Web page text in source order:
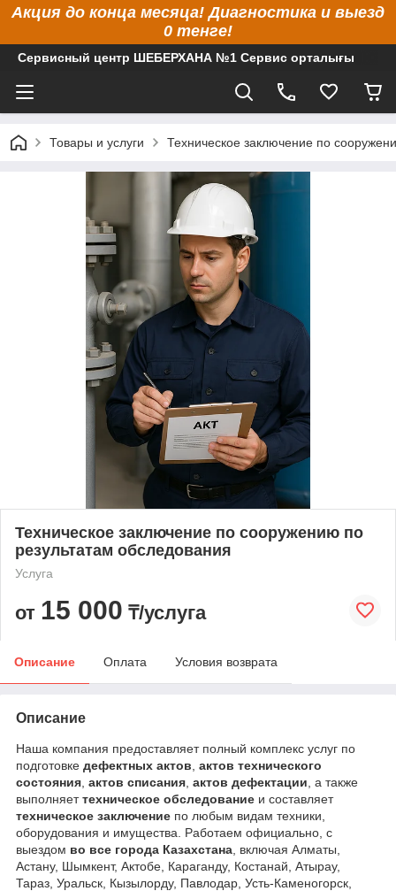
Акция до конца месяца! Диагностика и выезд
0 тенге!
Сервисный центр ШЕБЕРХАНА №1 Сервис орталығы
Товары и услуги Техническое заключение по
Техническое заключение по сооружению по
результатам обследования
Услуга
от 15 000 ₸/услуга
Описание Оплата Условия возврата
Описание
Наша компания предоставляет полный комплекс услуг по
подготовке дефектных актов актов технического
состояния актов списания актов дефектации , а также
выполняеттехническое обследование и составляет
техническое заключение по любым видам техники,
оборудования и имущества. Работаем официально, с
выездом во все города Казахстана , включая Алматы,
Астану, Шымкент, Актобе, Караганду, Костанай, Атырау,
Тараз, Уральск, Кызылорду, Павлодар, Усть-Каменогорск,